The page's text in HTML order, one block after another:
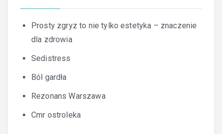
Prosty zgryz to nie tylko estetyka – znaczenie
dla zdrowia
Sedistress
Ból gardła
Rezonans Warszawa
Cmr ostroleka